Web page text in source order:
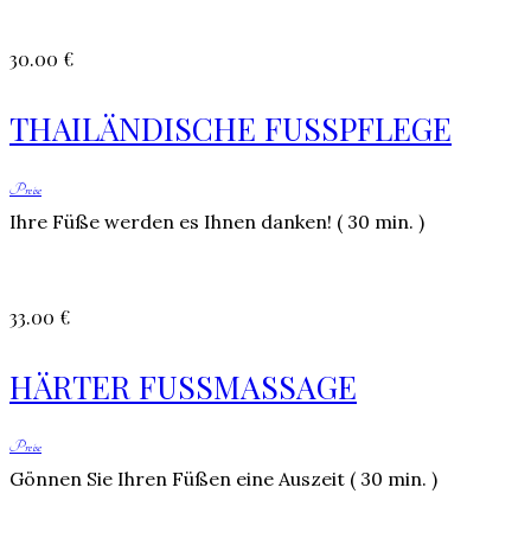
30.00 €
THAILÄNDISCHE FUSSPFLEGE
Preise
Ihre Füße werden es Ihnen danken! ( 30 min. )
33.00 €
HÄRTER FUSSMASSAGE
Preise
Gönnen Sie Ihren Füßen eine Auszeit ( 30 min. )